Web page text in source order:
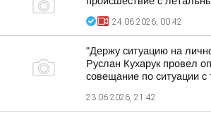
24.06.2026, 00:42
"Держу ситуацию на
Руслан Кухарук провел
совещание по ситуации
23.06.2026, 21:42